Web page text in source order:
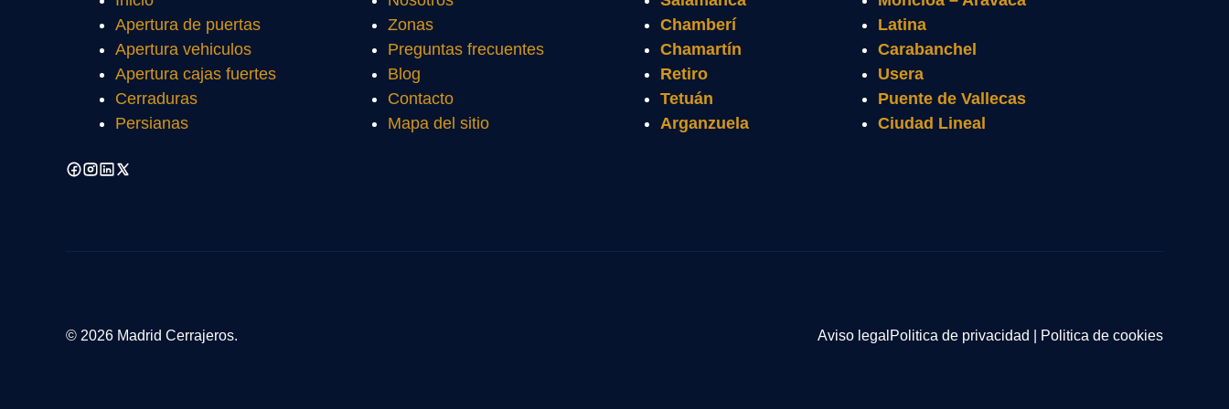
Apertura de puertas
Apertura vehiculos
Apertura cajas fuertes
Cerraduras
Persianas
Zonas
Preguntas frecuentes
Blog
Contacto
Mapa del sitio
Chamberí
Chamartín
Retiro
Tetuán
Arganzuela
Latina
Carabanchel
Usera
Puente de Vallecas
Ciudad Lineal
© 2026 Madrid Cerrajeros. Aviso legal Politica de privacidad Politica de cookies